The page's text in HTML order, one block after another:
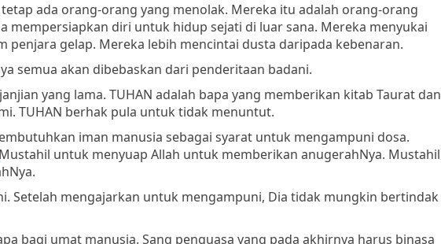
ada orang-orang yang menolak. Mereka itu adalah orang-orang
mempersiapkan diri untuk hidup sejati di luar sana. Mereka menyukai
gelap. Mereka lebih mencintai dusta daripada kebenaran.
semua akan dibebaskan dari penderitaan badani.
yang lama. TUHAN adalah bapa yang memberikan kitab Taurat dan
TUHAN berhak pula untuk tidak menuntut.
iman manusia sebagai syarat untuk mengampuni dosa.
untuk menyuap Allah untuk memberikan anugerahNya. Mustahil
Setelah mengajarkan untuk mengampuni, Dia tidak mungkin bertindak
bagi umat manusia. Sang penguasa yang pada akhirnya harus binasa